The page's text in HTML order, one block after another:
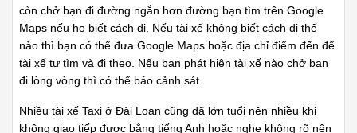
còn chở bạn đi đường ngắn hơn đường bạn tìm trên Google
Maps nếu họ biết cách đi. Nếu tài xế không biết cách đi thế
nào thì bạn có thể đưa Google Maps hoặc địa chỉ điểm đến để
tài xế tự tìm và đi theo. Nếu bạn phát hiện tài xế nào chở bạn
đi lòng vòng thì có thể báo cảnh sát.
Nhiều tài xế Taxi ở Đài Loan cũng đã lớn tuổi nên nhiều khi
không giao tiếp được bằng tiếng Anh hoặc nghe không rõ nên